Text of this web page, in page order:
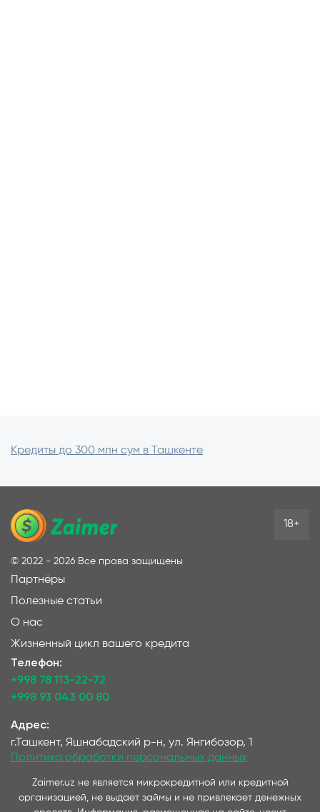
Кредиты до 300 млн сум в Ташкенте
© 2022 - 2026 Все права защищены
Партнёры
Полезные статьи
О нас
Жизненный цикл вашего кредита
Телефон:
+998 78 113-22-72
+998 93 043 00 80
Адрес:
г.Ташкент, Яшнабадский р-н, ул. Янгибозор, 1
Политика обработки персональных данных
18+
Zaimer.uz не является микрокредитной или кредитной
организацией, не выдает займы и не привлекает денежных